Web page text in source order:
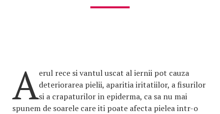
Aerul rece si vantul uscat al iernii pot cauza
deteriorarea pielii, aparitia iritatiilor, a fisurilor
si a crapaturilor in epiderma, ca sa nu mai
spunem de soarele care iti poate afecta pielea intr-o